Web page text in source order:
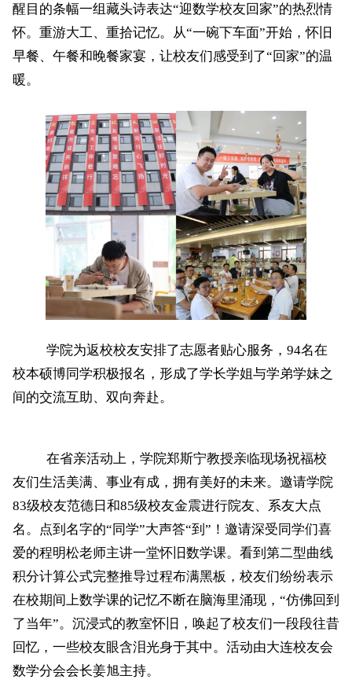
醒目的条幅一组藏头诗表达“迎数学校友回家”的热烈情
怀。重游大工、重拾记忆。从“一碗下车面”开始，怀旧
早餐、午餐和晚餐家宴，让校友们感受到了“回家”的温
暖。
学院为返校校友安排了志愿者贴心服务， 94名在
校本硕博同学积极报名，形成了学长学姐与学弟学妹之
间的交流互助、双向奔赴。
在省亲活动上，学院郑斯宁教授亲临现场祝福校
友们生活美满、事业有成，拥有美好的未来。邀请学院
83级校友范德日和85级校友金震进行院友、系友大点
名。点到名字的“同学”大声答“到”！邀请深受同学们喜
爱的程明松老师主讲一堂怀旧数学课。看到第二型曲线
积分计算公式完整推导过程布满黑板，校友们纷纷表示
在校期间上数学课的记忆不断在脑海里涌现，“仿佛回到
了当年”。沉浸式的教室怀旧，唤起了校友们一段段往昔
回忆，一些校友眼含泪光身于其中。活动由大连校友会
数学分会会长姜旭主持。